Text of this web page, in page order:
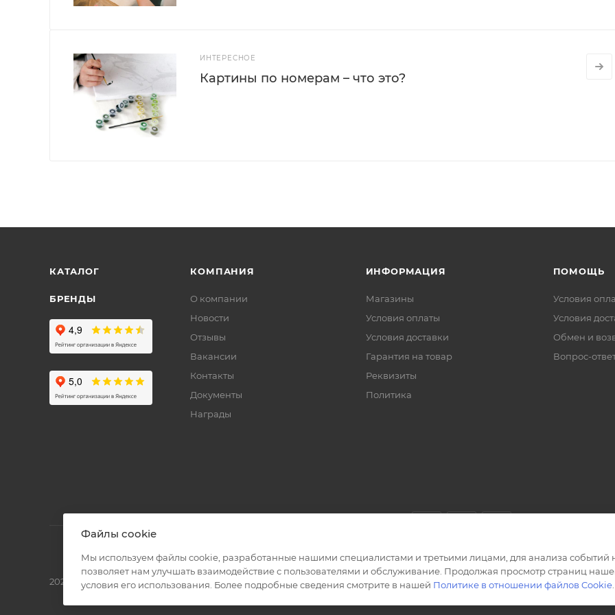
ИНТЕРЕСНОЕ
Картины по номерам – что это?
КАТАЛОГ
БРЕНДЫ
КОМПАНИЯ
О компании
Новости
Отзывы
Вакансии
Контакты
Документы
Награды
ИНФОРМАЦИЯ
Магазины
Условия оплаты
Условия доставки
Гарантия на товар
Реквизиты
Политика
ПОМОЩЬ
Условия
Условия
Обмен и
Вопрос-
2026 © Полиграф кит - интернет-магазин
Файлы cookie
Мы используем файлы cookie, разработанные нашими специалистами и третьими лицами, для анализа событий
позволяет нам улучшать взаимодействие с пользователями и обслуживание. Продолжая просмотр страниц
условия его использования. Более подробные сведения смотрите в нашей Политике в отношении файлов Cookie